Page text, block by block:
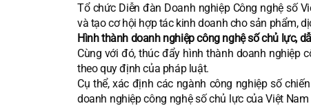
Tổ chức Diễn đàn Doanh nghiệp Công nghệ số
và tạo cơ hội hợp tác kinh doanh cho sản phẩm,
Hình thành doanh nghiệp công nghệ số chủ lực,
Cùng với đó, thúc đẩy hình thành doanh nghiệp
theo quy định của pháp luật.
Cụ thể, xác định các ngành công nghiệp số
doanh nghiệp công nghệ số chủ lực của Việt